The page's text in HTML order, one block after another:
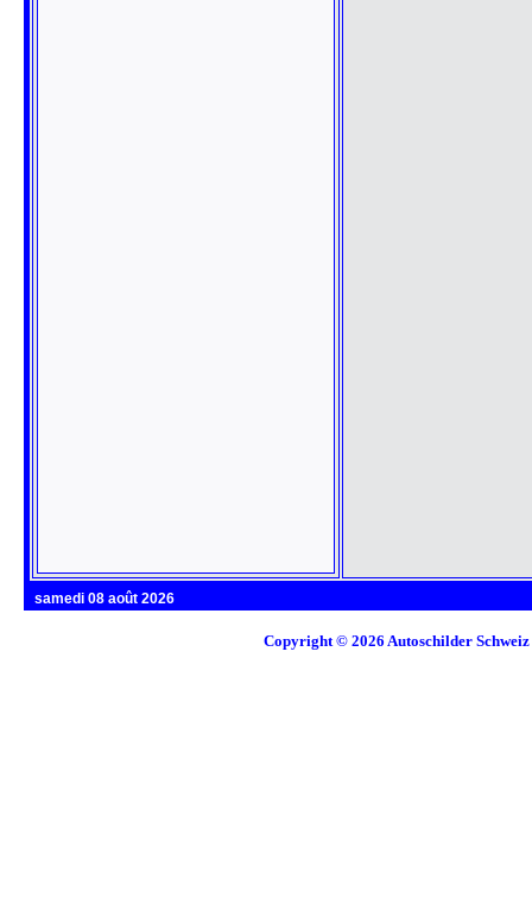
samedi 08 août 2026
Copyright © 2026 Autoschilder